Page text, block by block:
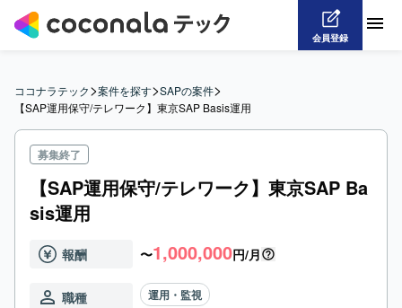
会員登録
ココナラテック>案件を探す>SAPの案件>
【SAP運用保守/テレワーク】東京SAP Basis運用
募集終了
【SAP運用保守/テレワーク】東京SAP Ba
sis運用
報酬 〜1,000,000円/月
職種 運用・監視